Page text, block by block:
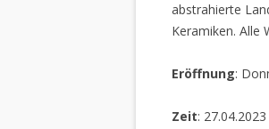
abstrahierte
Keramiken. Alle
Eröffnung:
Zeit: